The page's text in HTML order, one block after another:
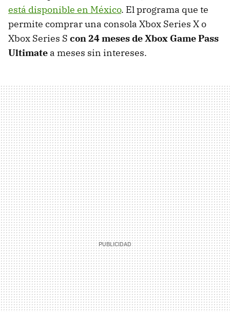
está disponible en México. El programa que te
permite comprar una consola Xbox Series X o
Xbox Series S con 24 meses de Xbox Game Pass
Ultimate a meses sin intereses.